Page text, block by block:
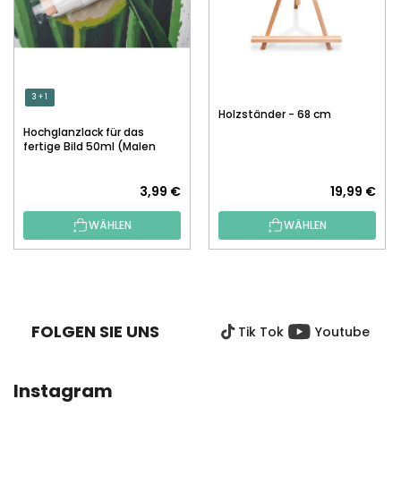
3 + 1
Hochglanzlack für das
fertige Bild 50ml (Malen
3,99 €
WÄHLEN
Holzständer - 68 cm
19,99 €
WÄHLEN
FOLGEN SIE UNS Tik Tok Youtube
Instagram